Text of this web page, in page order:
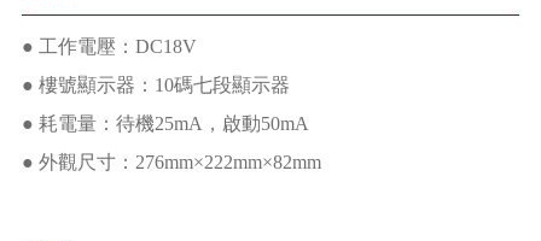
● 工作電壓：DC18V
● 樓號顯示器：10碼七段顯示器
● 耗電量：待機25mA，啟動50mA
● 外觀尺寸：276mm×222mm×82mm